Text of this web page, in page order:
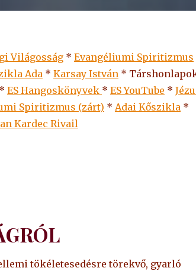
Világosság * Evangéliumi Spiritizmus
Ada * Karsay István *
* ES Hangoskönyvek * ESYouTube *
Spiritizmus (zárt) * Adai Kőszikla *
Kardec Rivail
tökéletesedésre törekvő, gyarló